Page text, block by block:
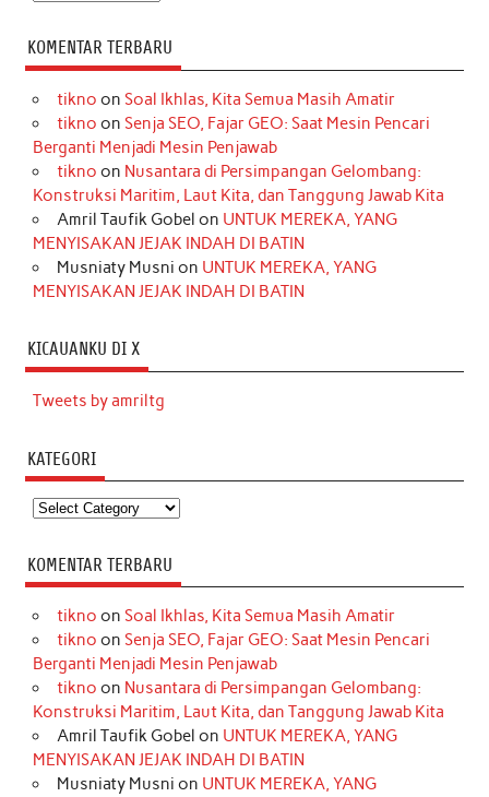
KOMENTAR TERBARU
tikno on Soal Ikhlas, Kita Semua Masih Amatir
tikno on Senja SEO, Fajar GEO: Saat Mesin Pencari
Berganti Menjadi Mesin Penjawab
tikno on Nusantara di Persimpangan Gelombang:
Konstruksi Maritim, Laut Kita, dan Tanggung Jawab Kita
Amril Taufik Gobel on UNTUK MEREKA, YANG
MENYISAKAN JEJAK INDAH DI BATIN
Musniaty Musni on UNTUK MEREKA, YANG
MENYISAKAN JEJAK INDAH DI BATIN
KICAUANKU DI X
Tweets by amriltg
KATEGORI
Kategori
KOMENTAR TERBARU
tikno on Soal Ikhlas, Kita Semua Masih Amatir
tikno on Senja SEO, Fajar GEO: Saat Mesin Pencari
Berganti Menjadi Mesin Penjawab
tikno on Nusantara di Persimpangan Gelombang:
Konstruksi Maritim, Laut Kita, dan Tanggung Jawab Kita
Amril Taufik Gobel on UNTUK MEREKA, YANG
MENYISAKAN JEJAK INDAH DI BATIN
Musniaty Musni on UNTUK MEREKA, YANG